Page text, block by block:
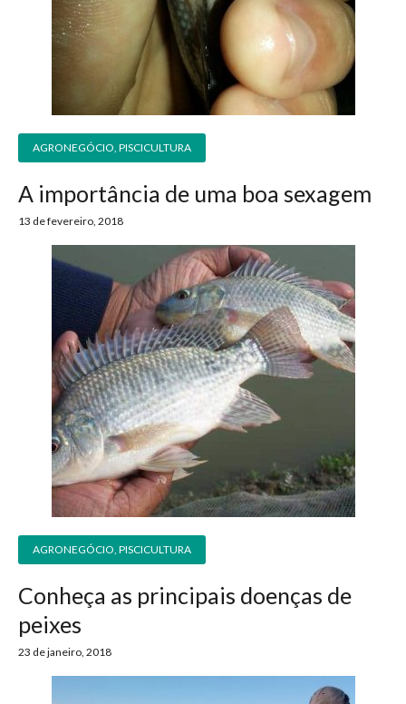
AGRONEGÓCIO PISCICULTURA
A importância de uma boa sexagem
13 de fevereiro, 2018
AGRONEGÓCIO PISCICULTURA
Conheça as principais doenças de
peixes
23 de janeiro, 2018